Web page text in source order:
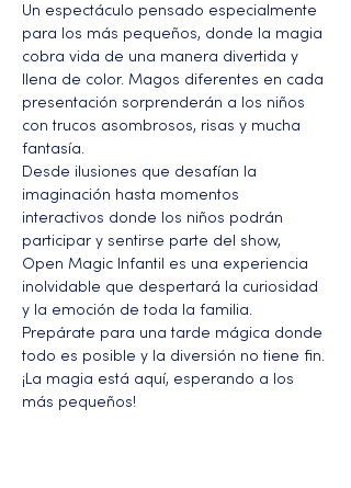
Un espectáculo pensado especialmente
para los más pequeños, donde la magia
cobra vida de una manera divertida y
llena de color. Magos diferentes en cada
presentación sorprenderán a los niños
con trucos asombrosos, risas y mucha
fantasía.
Desde ilusiones que desafían la
imaginación hasta momentos
interactivos donde los niños podrán
participar y sentirse parte del show,
Open Magic Infantil es una experiencia
inolvidable que despertará la curiosidad
y la emoción de toda la familia.
Prepárate para una tarde mágica donde
todo es posible y la diversión no tiene fin.
¡La magia está aquí, esperando a los
más pequeños!